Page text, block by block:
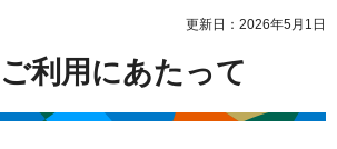
更新日：2026年5月1日
利用にあたって